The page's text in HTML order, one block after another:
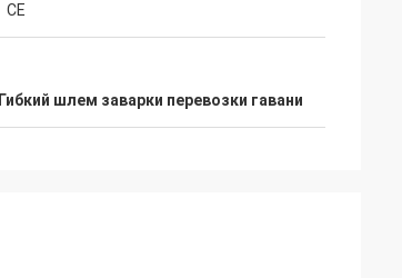
CE
Гибкий шлем заварки перевозки гавани